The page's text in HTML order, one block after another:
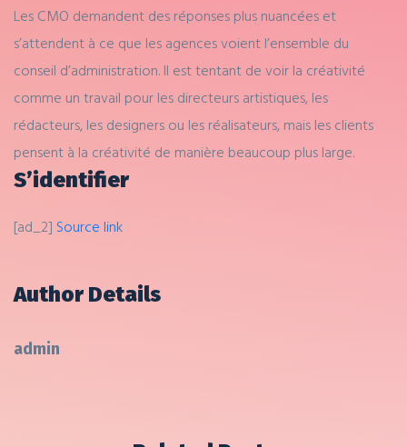
Les CMO demandent des réponses plus nuancées et
s’attendent à ce que les agences voient l’ensemble du
conseil d’administration. Il est tentant de voir la créativité
comme un travail pour les directeurs artistiques, les
rédacteurs, les designers ou les réalisateurs, mais les clients
pensent à la créativité de manière beaucoup plus large.
S’identifier
[ad_2] Source link
Author Details
admin